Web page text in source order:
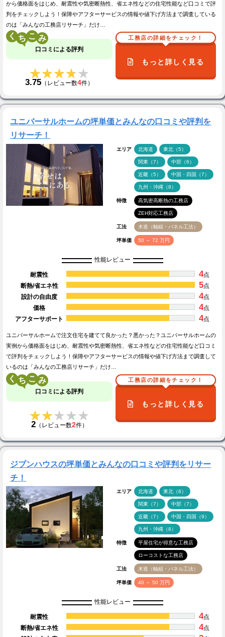
から価格面をはじめ、耐震性や気密断熱性、省エネ性などの住宅性能など口コミで評
判をチェックしよう！保障やアフターサービスの情報や値下げ方法まで調査している
のは「みんなの工務店リサーチ」だけ…
く こ
口コミによる評判
★★★★★
★★★★★
3.75 （レビュー数4件）
工務店の詳細をチェック！
もっと詳しく見る
ユニバーサルホームの坪単価とみんなの口コミや評判を
リサーチ！
エリア 北海道 東北（5）
関東（7） 中部（6）
近畿（5） 中国・四国（7）
九州・沖縄（8）
特徴 高気密高断熱の工務店
ZEH対応工務店
工法 木造（軸組・パネル工法）
坪単価 50 ～ 72 万円
性能レビュー
耐震性 4点
断熱/省エネ性
5点
設計の自由度
4点
価格
4点
アフターサポート
4点
ユニバーサルホームで注文住宅を建てて良かった？悪かった？ユニバーサルホームの
実例から価格面をはじめ、耐震性や気密断熱性、省エネ性などの住宅性能など口コミ
で評判をチェックしよう！保障やアフターサービスの情報や値下げ方法まで調査して
いるのは「みんなの工務店リサーチ」だけ…
く こ
口コミによる評判
★★★★★
★★★★★
2（レビュー数2件）
工務店の詳細をチェック！
もっと詳しく見る
ジブンハウスの坪単価とみんなの口コミや評判をリサー
チ！
エリア 北海道 東北（6）
関東（7） 中部（7）
近畿（7） 中国・四国（9）
九州・沖縄（8）
特徴 平屋住宅が得意な工務店
ローコストな工務店
工法 木造（軸組・パネル工法）
坪単価 40 ～ 50 万円
性能レビュー
耐震性 4点
断熱/省エネ性
4点